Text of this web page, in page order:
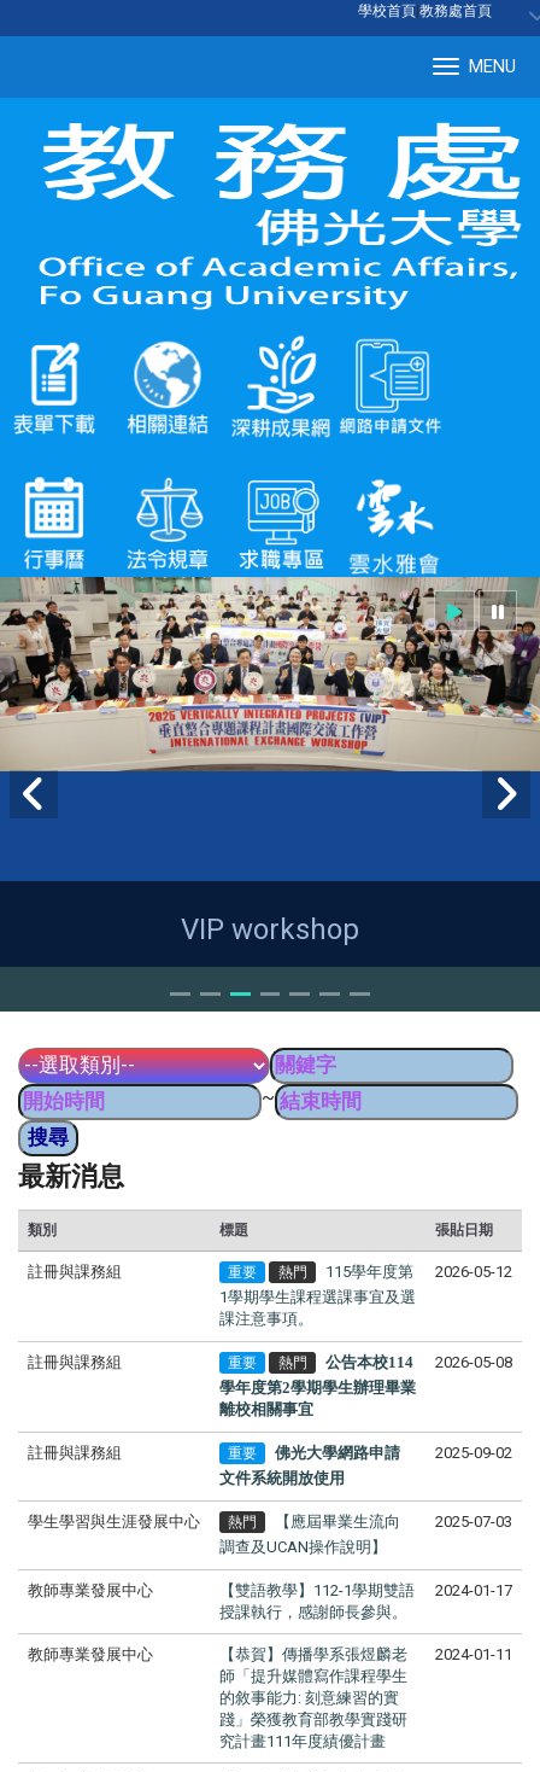
學校首頁 教務處首頁
MENU
VIP workshop
~
最新消息
類別 標題 張貼日期
註冊與課務組 重要 熱門
115學年度第
1學期學生課程選課事宜及選
課注意事項。
2026-05-12
註冊與課務組 重要 熱門
公告本校114
學年度第2學期學生辦理畢業
離校相關事宜
2026-05-08
註冊與課務組 重要
佛光大學網路申請
文件系統開放使用
2025-09-02
學生學習與生涯發展中心 熱門
【應屆畢業生流向
調查及UCAN操作說明】
2025-07-03
教師專業發展中心
【雙語教學】112-1學期雙語
授課執行，感謝師長參與。
2024-01-17
教師專業發展中心
【恭賀】傳播學系張煜麟老
師「提升媒體寫作課程學生
的敘事能力: 刻意練習的實
踐」榮獲教育部教學實踐研
究計畫111年度績優計畫
2024-01-11